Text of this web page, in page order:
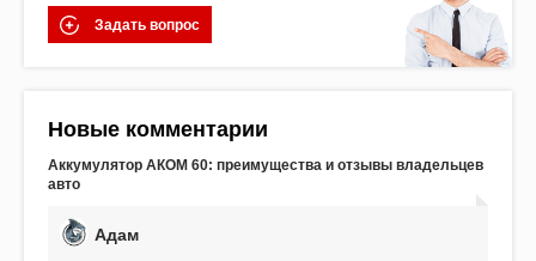
Задать вопрос
Новые комментарии
Аккумулятор АКОМ 60: преимущества и отзывы владельцев
авто
Адам